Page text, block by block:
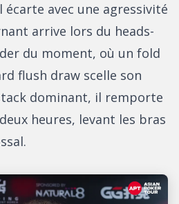
avec une agressivité
arrive lors du heads-
du moment, où un fold
flush draw scelle son
dominant, il remporte
heures, levant les bras